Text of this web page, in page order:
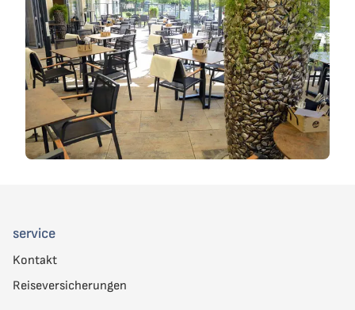
service
Kontakt
Reiseversicherungen